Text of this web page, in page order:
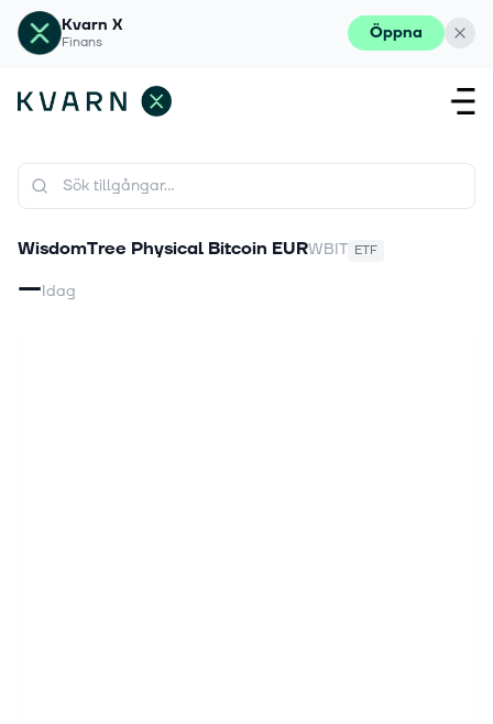
Kvarn X
Finans Öppna
WisdomTree Physical Bitcoin EURWBIT ETF
—Idag